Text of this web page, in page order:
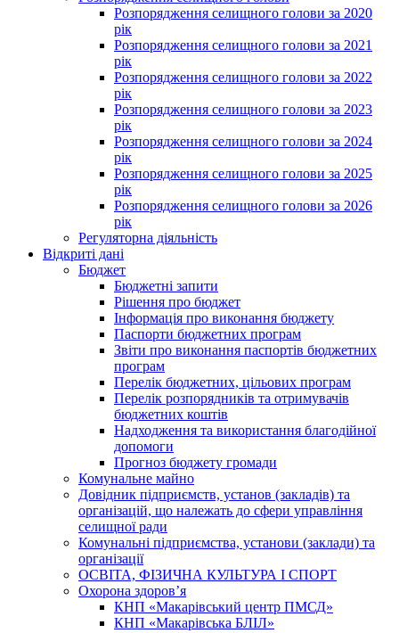
Розпорядження селищного голови за 2020
рік
Розпорядження селищного голови за 2021
рік
Розпорядження селищного голови за 2022
рік
Розпорядження селищного голови за 2023
рік
Розпорядження селищного голови за 2024
рік
Розпорядження селищного голови за 2025
рік
Розпорядження селищного голови за 2026
рік
Регуляторна діяльність
Відкриті дані
Бюджет
Бюджетні запити
Рішення про бюджет
Інформація про виконання бюджету
Паспорти бюджетних програм
Звіти про виконання паспортів бюджетних
програм
Перелік бюджетних, цільових програм
Перелік розпорядників та отримувачів
бюджетних коштів
Надходження та використання благодійної
допомоги
Прогноз бюджету громади
Комунальне майно
Довідник підприємств, установ (закладів) та
організацій, що належать до сфери управління
селищної ради
Комунальні підприємства, установи (заклади) та
організації
ОСВІТА, ФІЗИЧНА КУЛЬТУРА І СПОРТ
Охорона здоров’я
КНП «Макарівський центр ПМСД»
КНП «Макарівська БЛІЛ»